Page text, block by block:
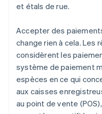
et étals de rue.
Accepter des
change rien à cela. Les
considèrent les
système de paiement
espèces en ce qui
aux caisses
au point de vente